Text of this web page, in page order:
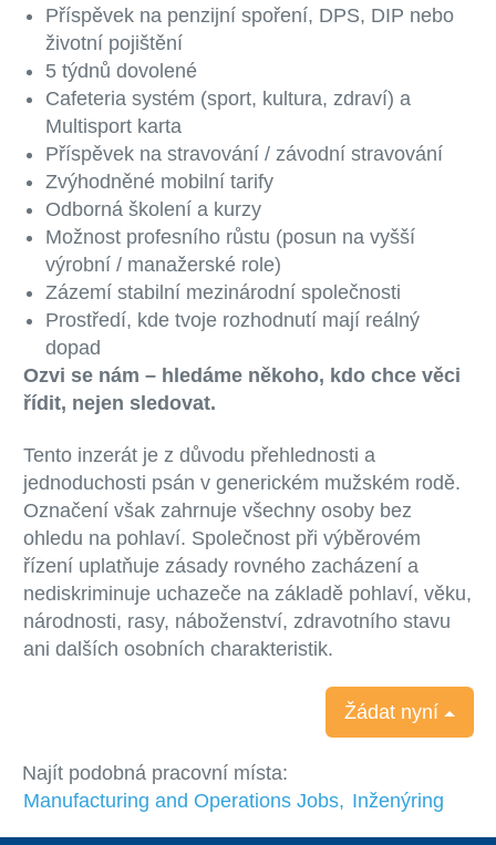
Příspěvek na penzijní spoření, DPS, DIP nebo
životní pojištění
5 týdnů dovolené
Cafeteria systém (sport, kultura, zdraví) a
Multisport karta
Příspěvek na stravování / závodní stravování
Zvýhodněné mobilní tarify
Odborná školení a kurzy
Možnost profesního růstu (posun na vyšší
výrobní / manažerské role)
Zázemí stabilní mezinárodní společnosti
Prostředí, kde tvoje rozhodnutí mají reálný
dopad
Ozvi se nám – hledáme někoho, kdo chce věci
řídit, nejen sledovat.
Tento inzerát je z důvodu přehlednosti a
jednoduchosti psán v generickém mužském rodě.
Označení však zahrnuje všechny osoby bez
ohledu na pohlaví. Společnost při výběrovém
řízení uplatňuje zásady rovného zacházení a
nediskriminuje uchazeče na základě pohlaví, věku,
národnosti, rasy, náboženství, zdravotního stavu
ani dalších osobních charakteristik.
Žádat nyní
Najít podobná pracovní místa:
Manufacturing and Operations Jobs, Inženýring